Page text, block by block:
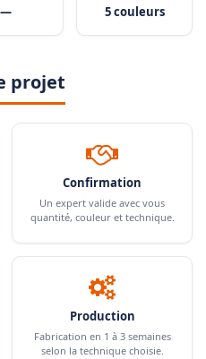
— 5 couleurs
projet
Confirmation
Un expert valide avec vous
quantité, couleur et technique.
Production
Fabrication en 1 à 3 semaines
selon la technique choisie.